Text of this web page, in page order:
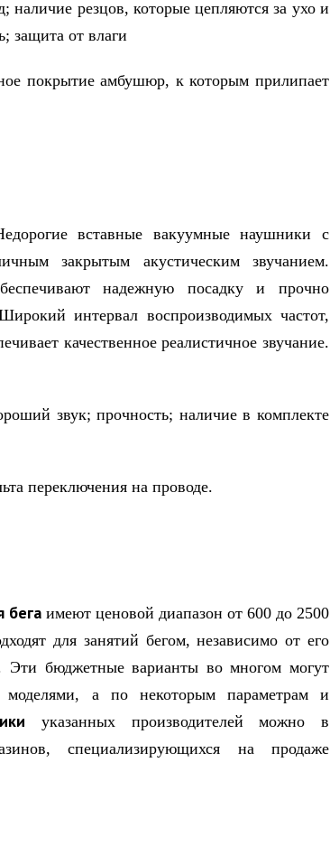
резцов, которые цепляются за ухо и
защита от влаги
покрытие амбушюр, к которым прилипает
вставные вакуумные наушники с
закрытым акустическим звучанием.
надежную посадку и прочно
интервал воспроизводимых частот,
качественное реалистичное звучание.
звук; прочность; наличие в комплекте
переключения на проводе.
бега имеют ценовой диапазон от 600 до 2500
для занятий бегом, независимо от его
Эти бюджетные варианты во многом могут
моделями, а по некоторым параметрам и
указанных производителей можно в
специализирующихся на продаже